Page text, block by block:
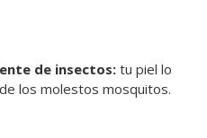
de insectos: tu piel lo
los molestos mosquitos.